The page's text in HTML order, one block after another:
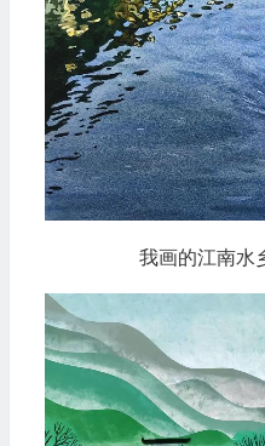
我画的江南水